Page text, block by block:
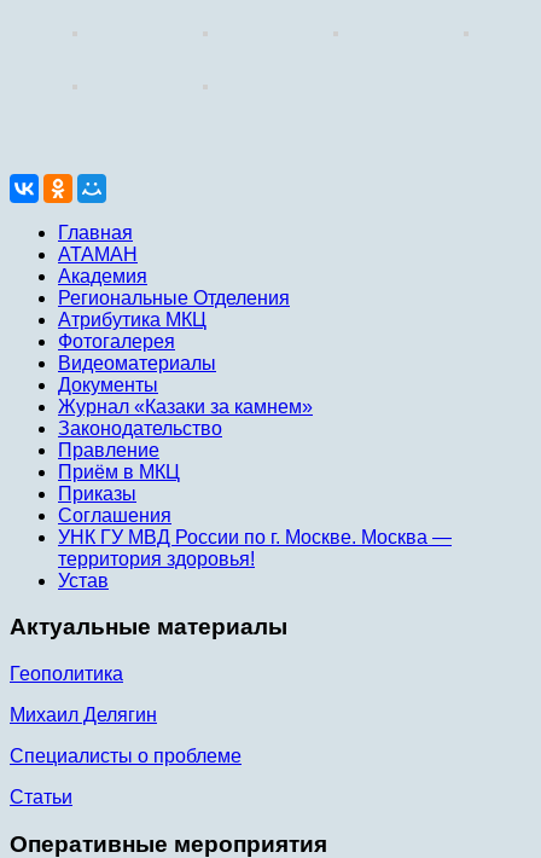
Главная
АТАМАН
Академия
Региональные Отделения
Атрибутика МКЦ
Фотогалерея
Видеоматериалы
Документы
Журнал «Казаки за камнем»
Законодательство
Правление
Приём в МКЦ
Приказы
Соглашения
УНК ГУ МВД России по г. Москве. Москва —
территория здоровья!
Устав
Актуальные материалы
Геополитика
Михаил Делягин
Специалисты о проблеме
Статьи
Оперативные мероприятия